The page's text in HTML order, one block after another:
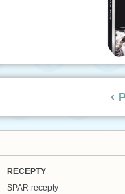
‹
RECEPTY
SPAR recepty